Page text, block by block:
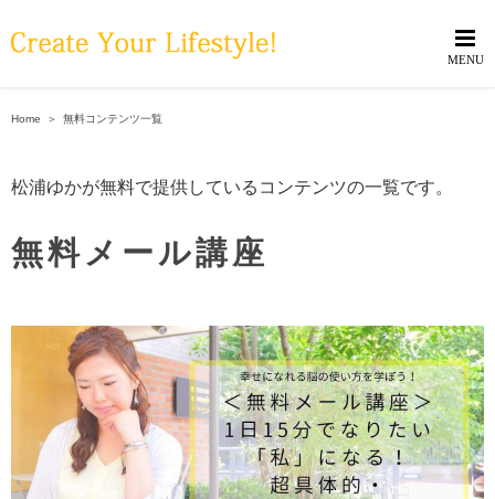
to
Home ＞ 無料コンテンツ一覧
松浦ゆかが無料で提供しているコンテンツの一覧です。
無料メール講座